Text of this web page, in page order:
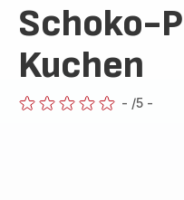
Schoko-
Kuchen
- /5 -